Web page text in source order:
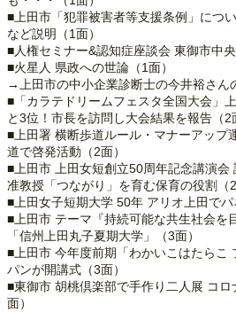
■上田市「犯罪被害者等支援条例」につ
など説明（1面）
■人権セミナー&認知症座談会 東御市中
■火星人 県政への世論（1面）
→上田市の中小企業診断士の今井裕さん
■「カラテドリームフェスタ全国大会」
と3位！市長を訪問し大会結果を報告（2
■上田署 横断歩道ルール・マナーアップ
道で啓発活動（2面）
■上田市 上田女短創立50周年記念講演会
准教授「つながり」を育む保育の役割（2
■上田女子短期大学 50年 アリオ上田でパ
■上田市 テーマ『持続可能な共生社会を
「信州上田丸子夏期大学」（3面）
■上田市 今年度前期「わかいこはたらこ
パンが開講式（3面）
■東御市 胡桃倶楽部で手作り二人展 コ
面）